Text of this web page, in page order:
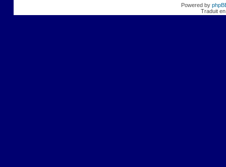
Powered by
Traduit